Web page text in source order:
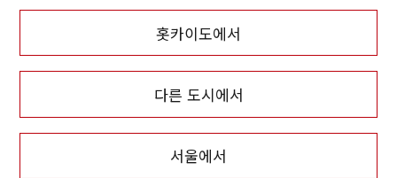
홋카이도에서
다른 도시에서
서울에서